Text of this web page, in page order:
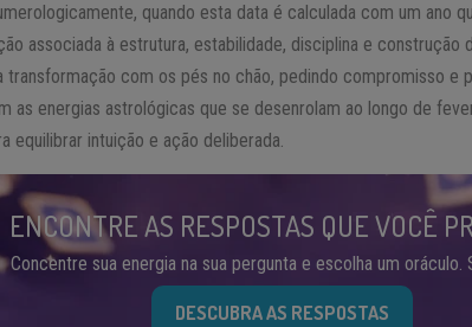
quando esta data é calculada com um ano
associada à estrutura, estabilidade, disciplina e construção
com os pés no chão, pedindo compromisso e
as energias astrológicas que se desenrolam ao longo de
equilibrar intuição e ação deliberada.
ENCONTRE AS RESPOSTAS QUE VOCÊ
Concentre sua energia na sua pergunta e escolha um oráculo.
DESCUBRA AS RESPOSTAS